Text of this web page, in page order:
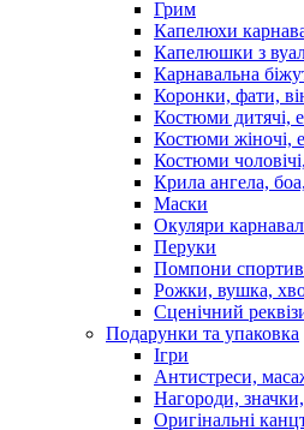
Грим
Капелюхи
Капелюшки з
Карнавальна
Коронки, фати,
Костюми дитячі,
Костюми жіночі,
Костюми
Крила ангела,
Маски
Окуляри
Перуки
Помпони
Рожки, вушка,
Сценічний
Подарунки та упаковка
Ігри
Антистреси,
Нагороди,
Оригінальні